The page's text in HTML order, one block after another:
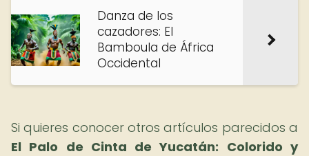
Danza de los
cazadores: El
Bamboula de África
Occidental
Si quieres conocer otros artículos parecidos a
El Palo de Cinta de Yucatán: Colorido y